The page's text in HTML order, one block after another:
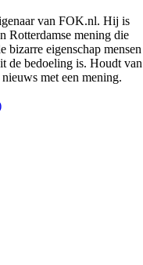
van FOK.nl. Hij is
Rotterdamse mening die
bizarre eigenschap mensen
de bedoeling is. Houdt van
met een mening.